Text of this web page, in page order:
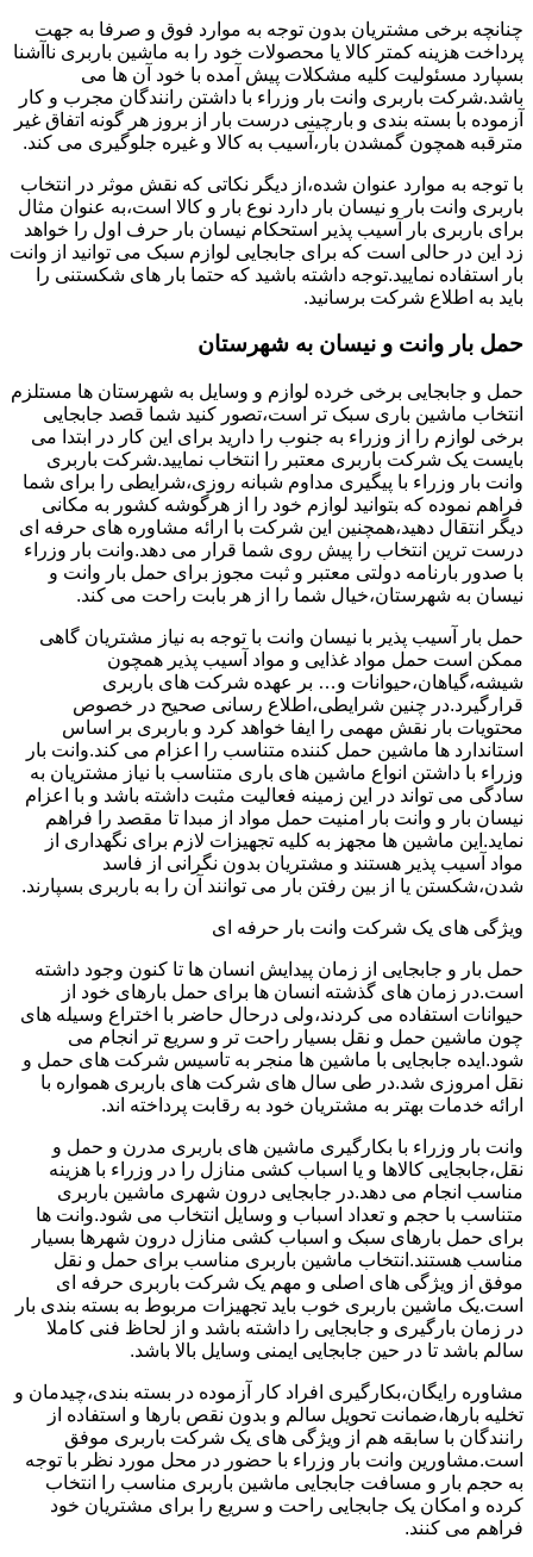
چنانچه برخی مشتریان بدون توجه به موارد فوق و صرفا به جهت
پرداخت هزینه کمتر کالا یا محصولات خود را به ماشین باربری ناآشنا
بسپارد مسئولیت کلیه مشکلات پیش آمده با خود آن ها می
باشد.شرکت باربری وانت بار وزراء با داشتن رانندگان مجرب و کار
آزموده با بسته بندی و بارچینی درست بار از بروز هر گونه اتفاق غیر
مترقبه همچون گمشدن بار،آسیب به کالا و غیره جلوگیری می کند.
با توجه به موارد عنوان شده،از دیگر نکاتی که نقش موثر در انتخاب
باربری وانت بار و نیسان بار دارد نوع بار و کالا است،به عنوان مثال
برای باربری بار آسیب پذیر استحکام نیسان بار حرف اول را خواهد
زد این در حالی است که برای جابجایی لوازم سبک می توانید از وانت
بار استفاده نمایید.توجه داشته باشید که حتما بار های شکستنی را
باید به اطلاع شرکت برسانید.
حمل بار وانت و نیسان به شهرستان
حمل و جابجایی برخی خرده لوازم و وسایل به شهرستان ها مستلزم
انتخاب ماشین باری سبک تر است،تصور کنید شما قصد جابجایی
برخی لوازم را از وزراء به جنوب را دارید برای این کار در ابتدا می
بایست یک شرکت باربری معتبر را انتخاب نمایید.شرکت باربری
وانت بار وزراء با پیگیری مداوم شبانه روزی،شرایطی را برای شما
فراهم نموده که بتوانید لوازم خود را از هرگوشه کشور به مکانی
دیگر انتقال دهید،همچنین این شرکت با ارائه مشاوره های حرفه ای
درست ترین انتخاب را پیش روی شما قرار می دهد.وانت بار وزراء
با صدور بارنامه دولتی معتبر و ثبت مجوز برای حمل بار وانت و
نیسان به شهرستان،خیال شما را از هر بابت راحت می کند.
حمل بار آسیب پذیر با نیسان وانت با توجه به نیاز مشتریان گاهی
ممکن است حمل مواد غذایی و مواد آسیب پذیر همچون
شیشه،گیاهان،حیوانات و… بر عهده شرکت های باربری
قرارگیرد.در چنین شرایطی،اطلاع رسانی صحیح در خصوص
محتویات بار نقش مهمی را ایفا خواهد کرد و باربری بر اساس
استاندارد ها ماشین حمل کننده متناسب را اعزام می کند.وانت بار
وزراء با داشتن انواع ماشین های باری متناسب با نیاز مشتریان به
سادگی می تواند در این زمینه فعالیت مثبت داشته باشد و با اعزام
نیسان بار و وانت بار امنیت حمل مواد از مبدا تا مقصد را فراهم
نماید.این ماشین ها مجهز به کلیه تجهیزات لازم برای نگهداری از
مواد آسیب پذیر هستند و مشتریان بدون نگرانی از فاسد
شدن،شکستن یا از بین رفتن بار می توانند آن را به باربری بسپارند.
ویژگی های یک شرکت وانت بار حرفه ای
حمل بار و جابجایی از زمان پیدایش انسان ها تا کنون وجود داشته
است.در زمان های گذشته انسان ها برای حمل بارهای خود از
حیوانات استفاده می کردند،ولی درحال حاضر با اختراع وسیله های
چون ماشین حمل و نقل بسیار راحت تر و سریع تر انجام می
شود.ایده جابجایی با ماشین ها منجر به تاسیس شرکت های حمل و
نقل امروزی شد.در طی سال های شرکت های باربری همواره با
ارائه خدمات بهتر به مشتریان خود به رقابت پرداخته اند.
وانت بار وزراء با بکارگیری ماشین های باربری مدرن و حمل و
نقل،جابجایی کالاها و یا اسباب کشی منازل را در وزراء با هزینه
مناسب انجام می دهد.در جابجایی درون شهری ماشین باربری
متناسب با حجم و تعداد اسباب و وسایل انتخاب می شود.وانت ها
برای حمل بارهای سبک و اسباب کشی منازل درون شهرها بسیار
مناسب هستند.انتخاب ماشین باربری مناسب برای حمل و نقل
موفق از ویژگی های اصلی و مهم یک شرکت باربری حرفه ای
است.یک ماشین باربری خوب باید تجهیزات مربوط به بسته بندی بار
در زمان بارگیری و جابجایی را داشته باشد و از لحاظ فنی کاملا
سالم باشد تا در حین جابجایی ایمنی وسایل بالا باشد.
مشاوره رایگان،بکارگیری افراد کار آزموده در بسته بندی،چیدمان و
تخلیه بارها،ضمانت تحویل سالم و بدون نقص بارها و استفاده از
رانندگان با سابقه هم از ویژگی های یک شرکت باربری موفق
است.مشاورین وانت بار وزراء با حضور در محل مورد نظر با توجه
به حجم بار و مسافت جابجایی ماشین باربری مناسب را انتخاب
کرده و امکان یک جابجایی راحت و سریع را برای مشتریان خود
فراهم می کنند.